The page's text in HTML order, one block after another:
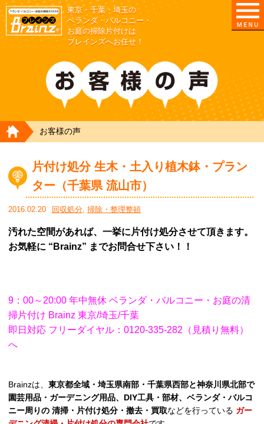
東京/埼玉/千葉/神奈川の ベランダ・庭の清掃片付け
東京・千葉・埼玉の
ベランダ・バルコニー・
お庭の掃除片付けは
ブレインズへお任せ！
HOME
お客様の声
片付け処分 生木・土入り植木鉢・プラン
ター（千葉県 流山市）
2016.02.20 回収処分, 掃除・整理整頓
汚れた空間があれば、一挙に片付け処分させて頂きます。
お気軽に “Brainz” までお問合せ下さい！！
9：00～20:00 年中無休 ベランダ・バルコニー・お庭の清
掃片付け Brainz 東京/埼玉/千葉
即日対応 フリーダイヤル：0120-335-282（見積り無料）
へ
Brainzは、 東京都全域・埼玉県南部・千葉県西部と神奈川県北部で
園芸用品・ガーデニング用品、DIY工具・部材、ベランダ・バルコ
ニー周りの 清掃・片付け処分・撤去・買取などを行っている ガー